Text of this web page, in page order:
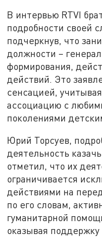
В интервью RTVI
подробности своей
подчеркнув, что
должности –
формирования,
действий. Это
сенсацией,
ассоциацию с
поколениями
Юрий Торсуев,
деятельность
отметил, что их
ограничивается
действиями на
по его словам,
гуманитарной
оказывая